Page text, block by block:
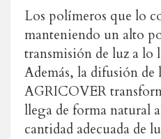
Los polímeros que lo
manteniendo un alto
transmisión de luz a lo
Además, la difusión
AGRICOVER
llega de forma natural
cantidad adecuada de